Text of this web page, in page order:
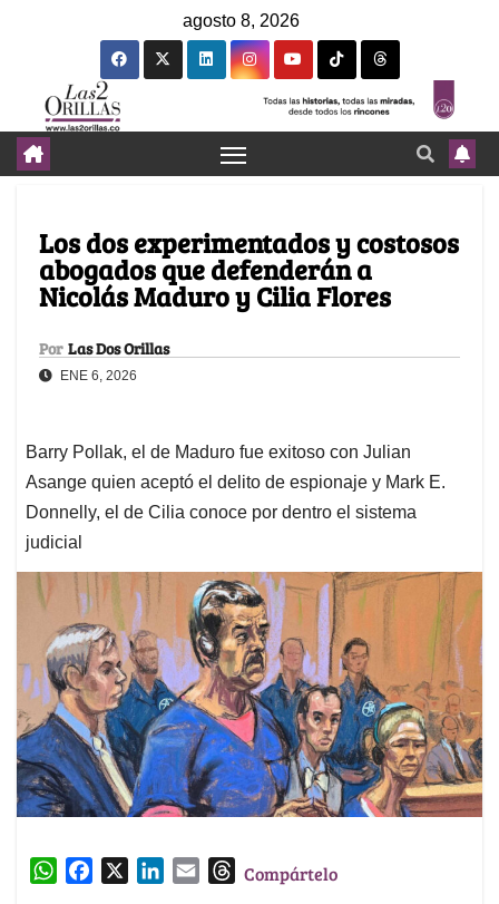
agosto 8, 2026
Los dos experimentados y costosos
abogados que defenderán a
Nicolás Maduro y Cilia Flores
Por Las Dos Orillas
ENE 6, 2026
Barry Pollak, el de Maduro fue exitoso con Julian
Asange quien aceptó el delito de espionaje y Mark E.
Donnelly, el de Cilia conoce por dentro el sistema
judicial
W
TCompártelo